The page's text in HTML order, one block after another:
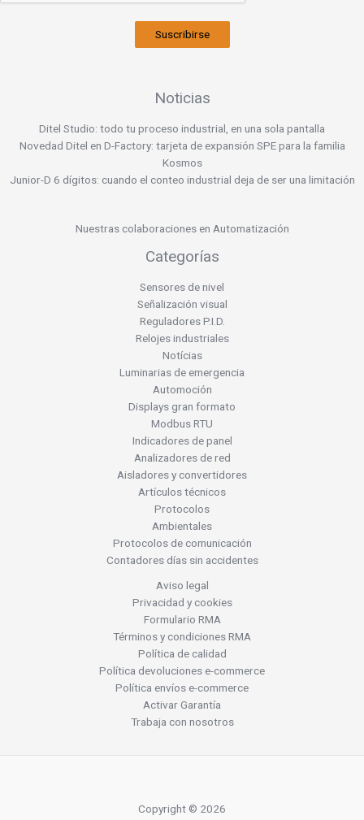
Suscribirse
Noticias
Ditel Studio: todo tu proceso industrial, en una sola pantalla
Novedad Ditel en D-Factory: tarjeta de expansión SPE para la familia
Kosmos
Junior-D 6 dígitos: cuando el conteo industrial deja de ser una limitación
Nuestras colaboraciones en Automatización
Categorías
Sensores de nivel
Señalización visual
Reguladores P.I.D.
Relojes industriales
Notícias
Luminarias de emergencia
Automoción
Displays gran formato
Modbus RTU
Indicadores de panel
Analizadores de red
Aisladores y convertidores
Artículos técnicos
Protocolos
Ambientales
Protocolos de comunicación
Contadores días sin accidentes
Aviso legal
Privacidad y cookies
Formulario RMA
Términos y condiciones RMA
Política de calidad
Política devoluciones e-commerce
Política envíos e-commerce
Activar Garantía
Trabaja con nosotros
Copyright © 2026